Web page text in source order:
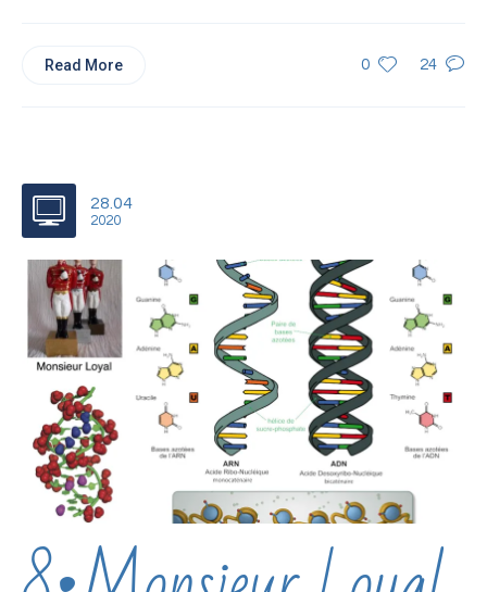
0 24
Read More
28.04
2020